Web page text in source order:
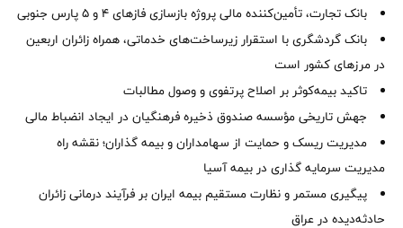
بانک تجارت، تأمین‌کننده مالی پروژه بازسازی فازهای ۴ و ۵ پارس جنوبی
بانک گردشگری با استقرار زیرساخت‌های خدماتی، همراه زائران اربعین
در مرزهای کشور است
تاکید بیمه‌کوثر بر اصلاح پرتفوی و وصول مطالبات ‌
جهش تاریخی مؤسسه صندوق ذخیره فرهنگیان در ایجاد انضباط مالی
مدیریت ریسک و حمایت از سهامداران و بیمه گذاران؛ نقشه راه
مدیریت سرمایه گذاری در بیمه آسیا
پیگیری مستمر و نظارت مستقیم بیمه ایران بر فرآیند درمانی زائران
حادثه‌دیده در عراق